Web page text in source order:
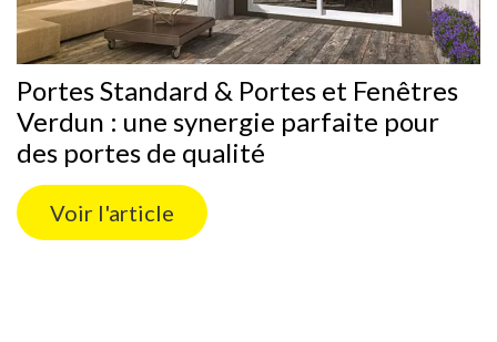
Portes Standard & Portes et Fenêtres
Verdun : une synergie parfaite pour
des portes de qualité
Voir l'article